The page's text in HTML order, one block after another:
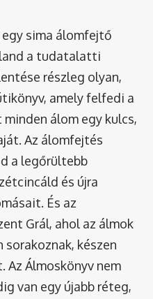
sima álomfejtő
a tudatalatti
részleg olyan,
amely felfedi a
álom egy kulcs,
Az álomfejtés
a legőrültebb
és újra
És az
Grál, ahol az álmok
készen
Az Álmoskönyv nem
van egy újabb réteg,